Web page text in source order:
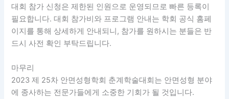
대회 참가 신청은 제한된 인원으로 운영되므로 빠른 등록이
필요합니다. 대회 참가비와 프로그램 안내는 학회 공식 홈페
이지를 통해 상세하게 안내되니, 참가를 원하시는 분들은 반
드시 사전 확인 부탁드립니다.
마무리
2023 제 25차 안면성형학회 춘계학술대회는 안면성형 분야
에 종사하는 전문가들에게 소중한 기회가 될 것입니다.